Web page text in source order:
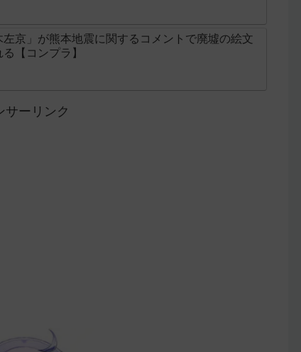
京」が熊本地震に関するコメントで廃墟の絵文
【コンプラ】
サーリンク